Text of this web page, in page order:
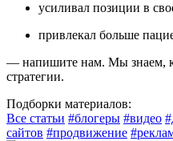
усиливал позиции в
привлекал больше
— напишите нам. Мы знаем,
стратегии.
Подборки материалов:
Все статьи #блогеры #видео
сайтов #продвижение